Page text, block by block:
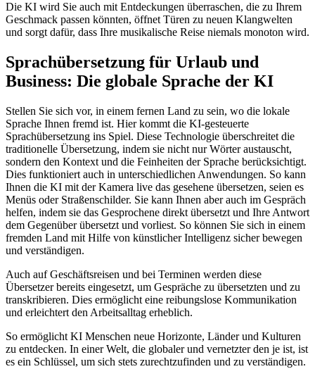
Die KI wird Sie auch mit Entdeckungen überraschen, die zu Ihrem
Geschmack passen könnten, öffnet Türen zu neuen Klangwelten
und sorgt dafür, dass Ihre musikalische Reise niemals monoton wird.
Sprachübersetzung für Urlaub und
Business: Die globale Sprache der KI
Stellen Sie sich vor, in einem fernen Land zu sein, wo die lokale
Sprache Ihnen fremd ist. Hier kommt die KI-gesteuerte
Sprachübersetzung ins Spiel. Diese Technologie überschreitet die
traditionelle Übersetzung, indem sie nicht nur Wörter austauscht,
sondern den Kontext und die Feinheiten der Sprache berücksichtigt.
Dies funktioniert auch in unterschiedlichen Anwendungen. So kann
Ihnen die KI mit der Kamera live das gesehene übersetzen, seien es
Menüs oder Straßenschilder. Sie kann Ihnen aber auch im Gespräch
helfen, indem sie das Gesprochene direkt übersetzt und Ihre Antwort
dem Gegenüber übersetzt und vorliest. So können Sie sich in einem
fremden Land mit Hilfe von künstlicher Intelligenz sicher bewegen
und verständigen.
Auch auf Geschäftsreisen und bei Terminen werden diese
Übersetzer bereits eingesetzt, um Gespräche zu übersetzten und zu
transkribieren. Dies ermöglicht eine reibungslose Kommunikation
und erleichtert den Arbeitsalltag erheblich.
So ermöglicht KI Menschen neue Horizonte, Länder und Kulturen
zu entdecken. In einer Welt, die globaler und vernetzter den je ist, ist
es ein Schlüssel, um sich stets zurechtzufinden und zu verständigen.